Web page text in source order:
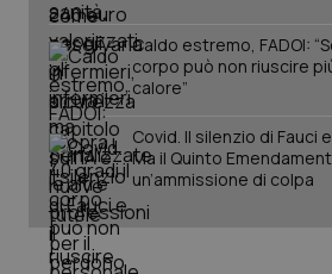
Caldo estremo, FADOI:
corpo può non riuscire
calore”
Covid. Il silenzio di Fauci
Ma il Quinto
un’ammissione di colpa